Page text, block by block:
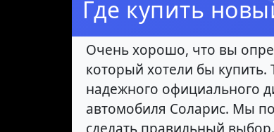
Где купить
Очень хорошо, что вы
который хотели бы
надежного официального
автомобиля Соларис. Мы